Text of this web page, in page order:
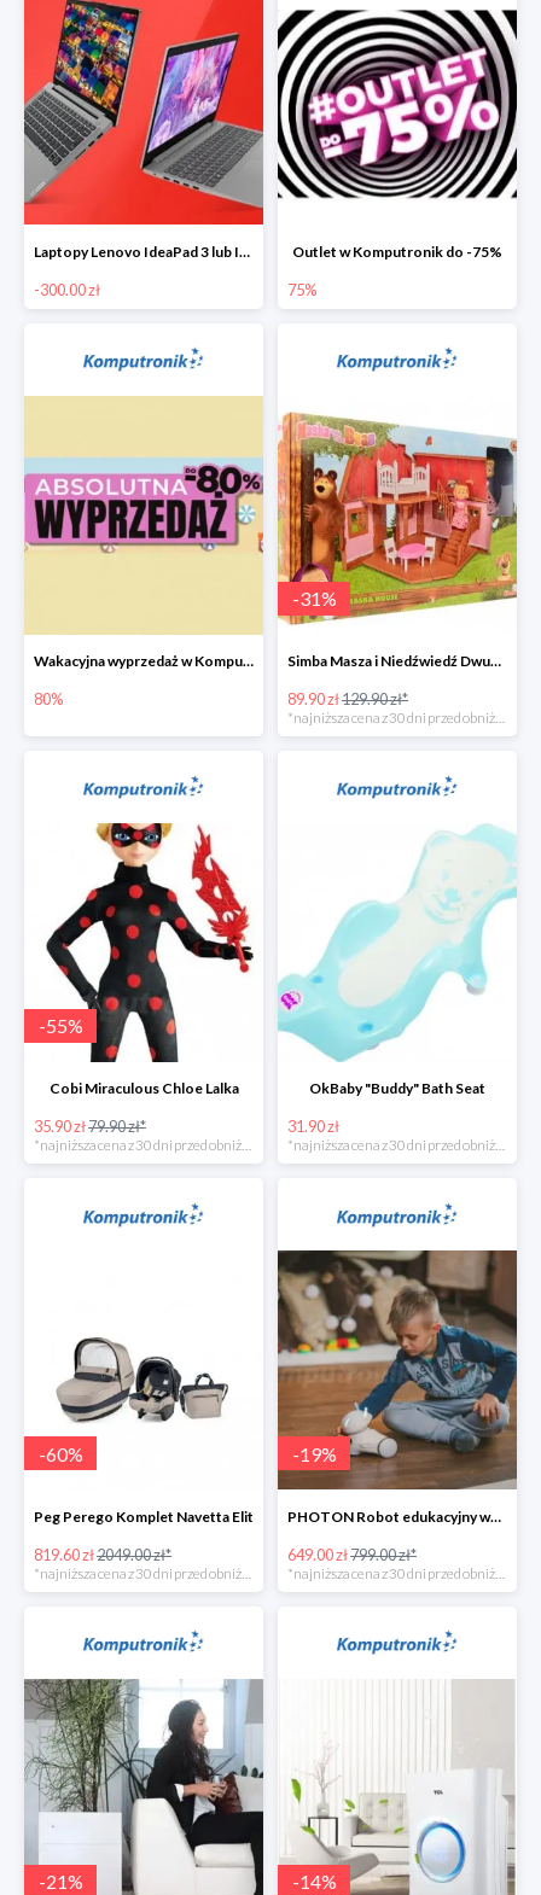
Laptopy Lenovo IdeaPad 3 lub IdeaPad 5 -300 zł
-300.00 zł
Outlet w Komputronik do -75%
75%
Wakacyjna wyprzedaż w Komputronik do -80%
80%
-31%
Simba Masza i Niedźwiedź Dwupoziomowy dom
89.90 zł129.90 zł*
-55%
Cobi Miraculous Chloe Lalka
35.90 zł79.90 zł*
*najniższa cena z 30 dni przed obniżką
OkBaby "Buddy" Bath Seat
31.90 zł
*najniższa cena z 30 dni przed obniżką
-60%
Peg Perego Komplet Navetta Elit
819.60 zł2049.00 zł*
-19%
PHOTON Robot edukacyjny wersja domowa
649.00 zł799.00 zł*
-21% -14%